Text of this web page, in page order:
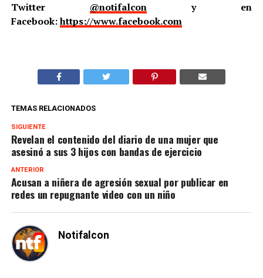
Twitter @notifalcony en
Facebook:https://www.facebook.com
TEMAS RELACIONADOS
SIGUIENTE
Revelan el contenido del diario de una mujer que
asesinó a sus 3 hijos con bandas de ejercicio
ANTERIOR
Acusan a niñera de agresión sexual por publicar en
redes un repugnante video con un niño
Notifalcon